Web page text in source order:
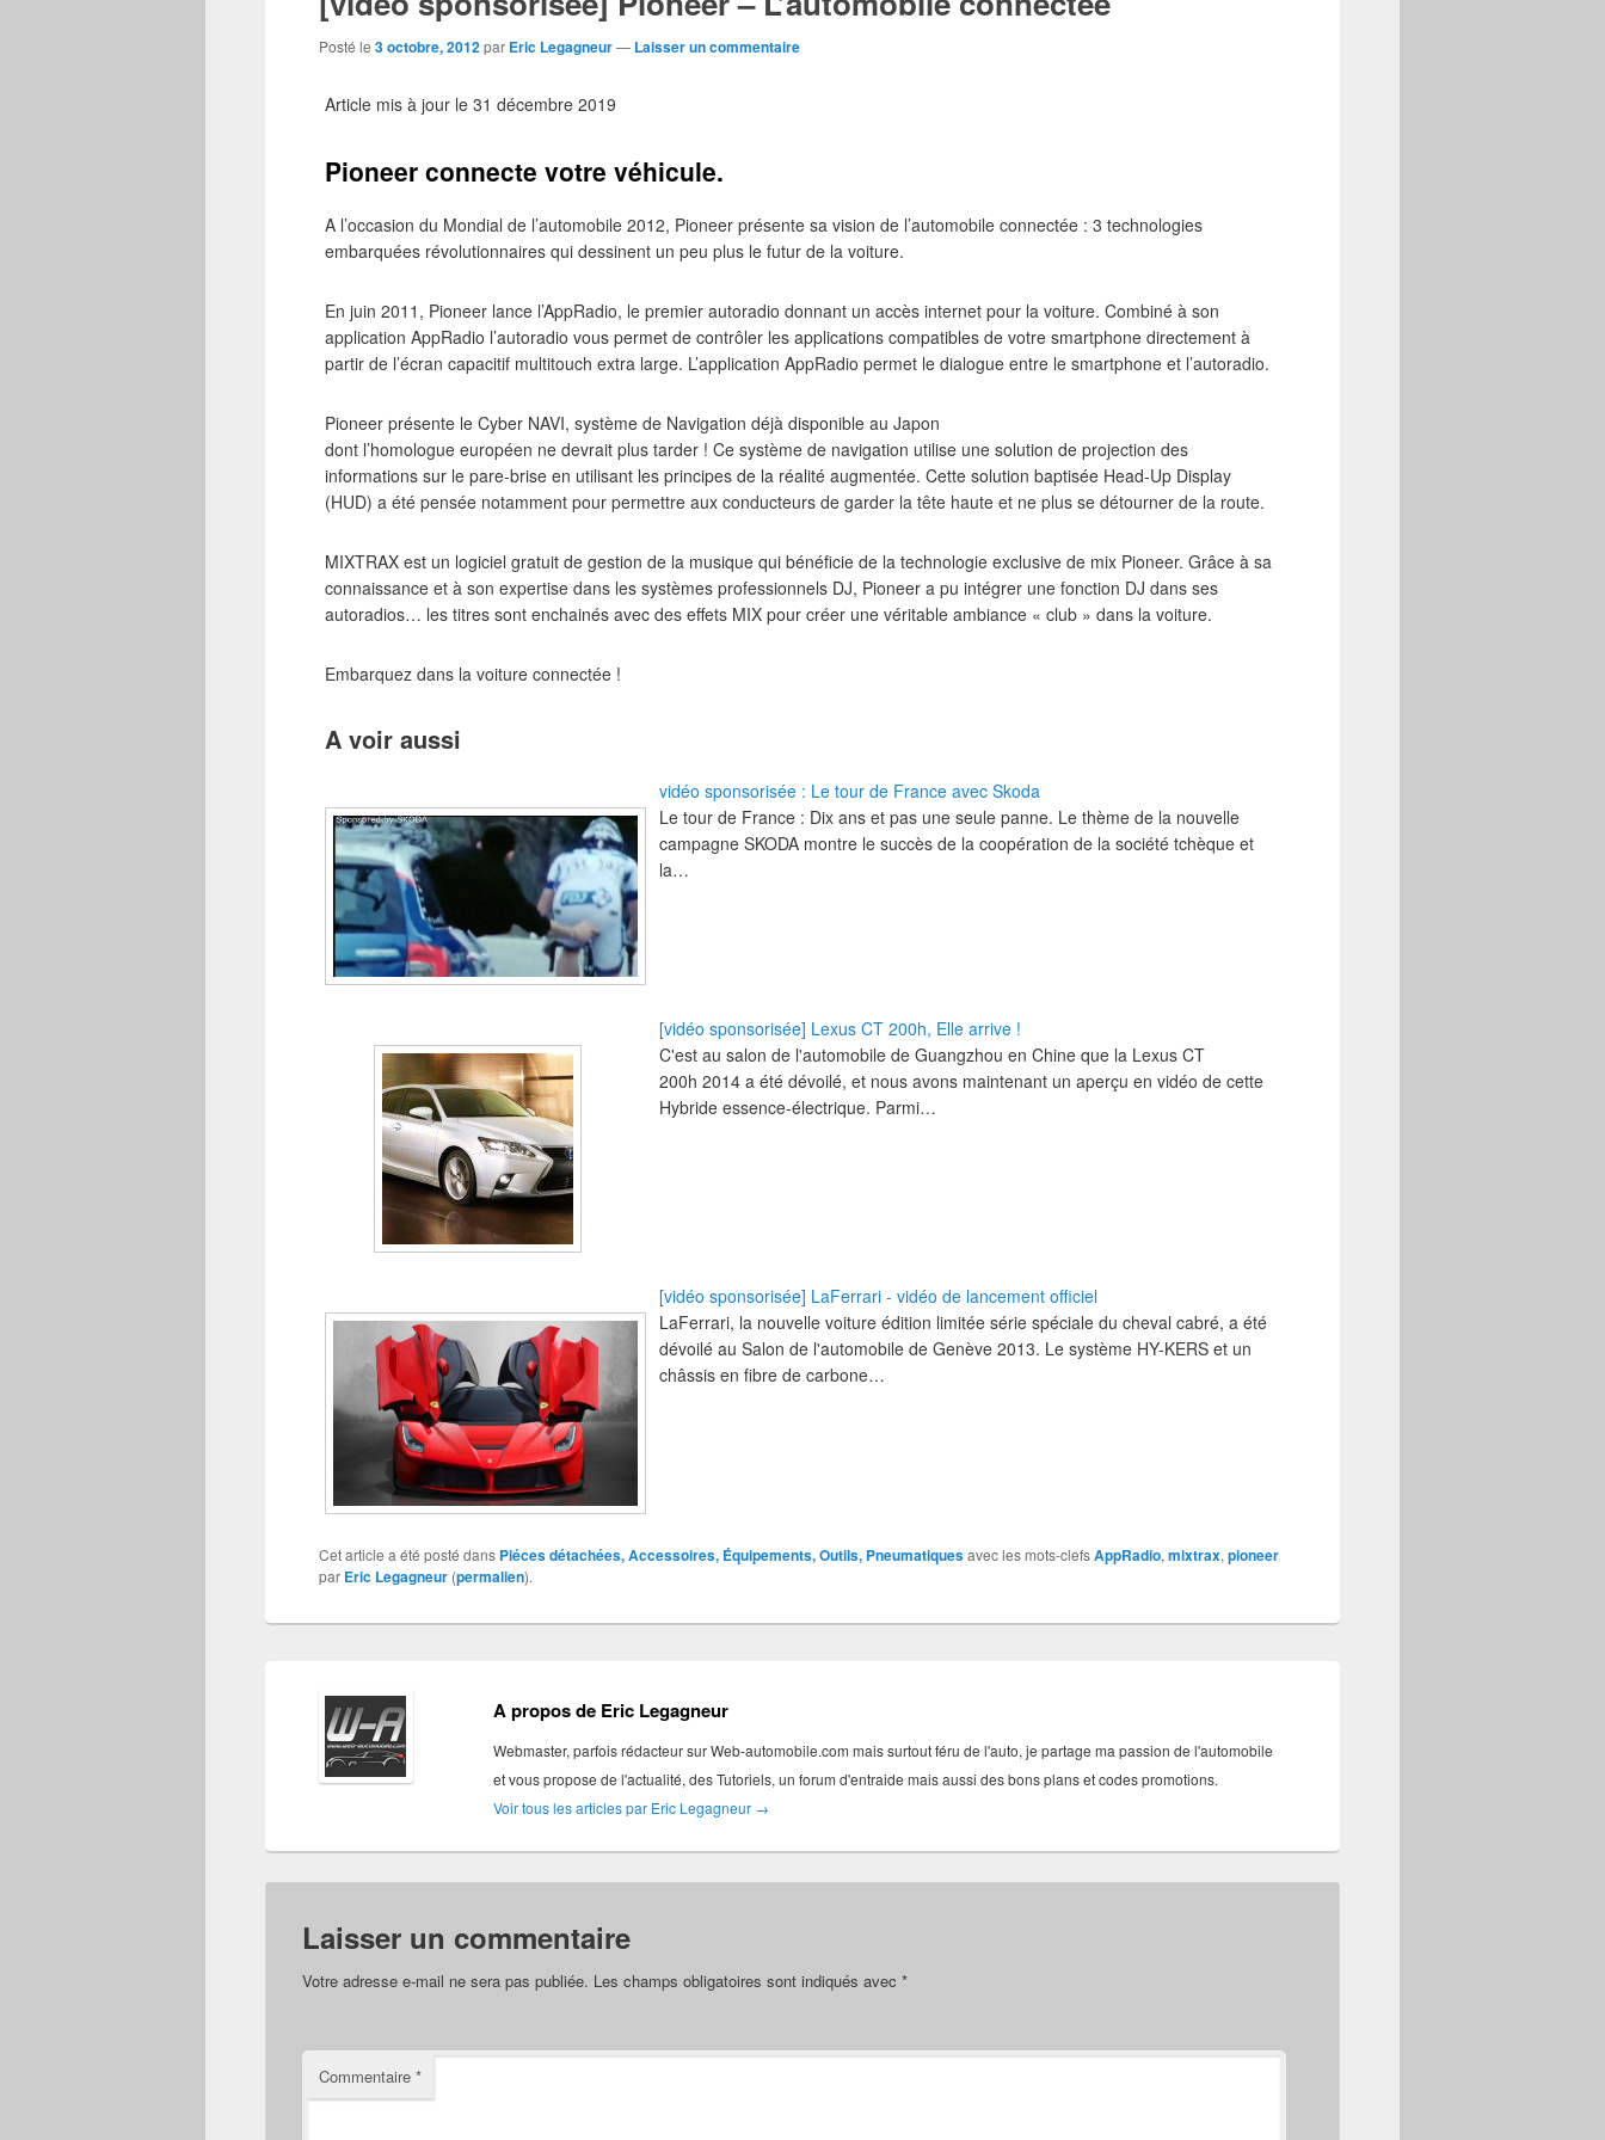
Posté le 3 octobre, 2012par Eric Legagneur— Laisser un commentaire
Article mis à jour le 31 décembre 2019
Pioneer connecte votre véhicule.
A l’occasion du Mondial de l’automobile 2012, Pioneer présente sa vision de l’automobile connectée : 3 technologies
embarquées révolutionnaires qui dessinent un peu plus le futur de la voiture.
En juin 2011, Pioneer lance l’AppRadio, le premier autoradio donnant un accès internet pour la voiture. Combiné à son
application AppRadio l’autoradio vous permet de contrôler les applications compatibles de votre smartphone directement à
partir de l’écran capacitif multitouch extra large. L’application AppRadio permet le dialogue entre le smartphone et l’autoradio.
Pioneer présente le Cyber NAVI, système de Navigation déjà disponible au Japon
dont l’homologue européen ne devrait plus tarder ! Ce système de navigation utilise une solution de projection des
informations sur le pare-brise en utilisant les principes de la réalité augmentée. Cette solution baptisée Head-Up Display
(HUD) a été pensée notamment pour permettre aux conducteurs de garder la tête haute et ne plus se détourner de la route.
MIXTRAX est un logiciel gratuit de gestion de la musique qui bénéficie de la technologie exclusive de mix Pioneer. Grâce à sa
connaissance et à son expertise dans les systèmes professionnels DJ, Pioneer a pu intégrer une fonction DJ dans ses
autoradios… les titres sont enchainés avec des effets MIX pour créer une véritable ambiance « club » dans la voiture.
Embarquez dans la voiture connectée !
A voir aussi
vidéo sponsorisée : Le tour de France avec Skoda
Le tour de France : Dix ans et pas une seule panne. Le thème de la nouvelle
campagne SKODA montre le succès de la coopération de la société tchèque et
la…
[vidéo sponsorisée] Lexus CT 200h, Elle arrive !
C'est au salon de l'automobile de Guangzhou en Chine que la Lexus CT
200h 2014 a été dévoilé, et nous avons maintenant un aperçu en vidéo de cette
Hybride essence-électrique. Parmi…
[vidéo sponsorisée] LaFerrari - vidéo de lancement officiel
LaFerrari, la nouvelle voiture édition limitée série spéciale du cheval cabré, a été
dévoilé au Salon de l'automobile de Genève 2013. Le système HY-KERS et un
châssis en fibre de carbone…
Cet article a été posté dans Piéces détachées, Accessoires, Équipements, Outils, Pneumatiquesavec les mots-clefsAppRadio, mixtrax, pioneer
par Eric Legagneur (permalien).
A propos de Eric Legagneur
Webmaster, parfois rédacteur sur Web-automobile.com mais surtout féru de l'auto, je partage ma passion de l'automobile
et vous propose de l'actualité, des Tutoriels, un forum d'entraide mais aussi des bons plans et codes promotions.
Voir tous les articles par Eric Legagneur →
Laisser un commentaire
Votre adresse e-mail ne sera pas publiée. Les champs obligatoires sont indiqués avec *
Commentaire *